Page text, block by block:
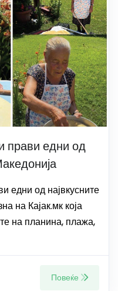
прави едни од
едни од највкусните
на Кајак.мк која
на планина, плажа,
Повеќе